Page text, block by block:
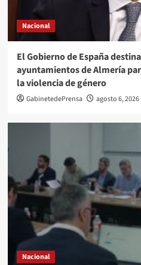
Nacional
El Gobierno de España
ayuntamientos de Almería
la violencia de género
GabinetedePrensa agosto 6, 2026
Nacional